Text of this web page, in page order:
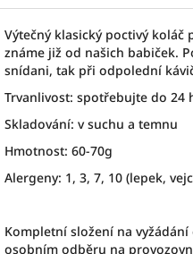
Výtečný klasický poctivý koláč
známe již od našich babiček.
snídani, tak při odpolední
Trvanlivost: spotřebujte do 24
Skladování: v suchu a temnu
Hmotnost: 60-70g
Alergeny: 1, 3, 7, 10 (lepek,
Kompletní složení na
osobním odběru na